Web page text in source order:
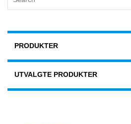
PRODUKTER
UTVALGTE PRODUKTER